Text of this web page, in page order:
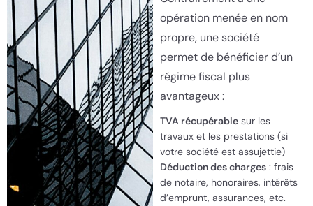
opération menée en nom
propre, une société
permet de bénéficier d’un
régime fiscal plus
avantageux :
TVA récupérablesur les
travaux et les prestations (si
votre société est assujettie)
Déduction des charges: frais
de notaire, honoraires, intérêts
d’emprunt, assurances, etc.